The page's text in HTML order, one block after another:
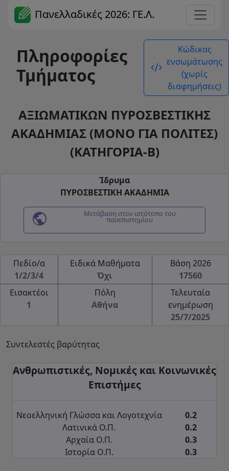
Πανελλαδικές 2026: ΓΕ.Λ.
Πληροφορίες
Τμήματος
code_xml
Κώδικας
ενσωμάτωσης
(χωρίς
διαφημήσεις)
ΑΞΙΩΜΑΤΙΚΩΝ ΠΥΡΟΣΒΕΣΤΙΚΗΣ
ΑΚΑΔΗΜΙΑΣ (ΜΟΝΟ ΓΙΑ ΠΟΛΙΤΕΣ)
(ΚΑΤΗΓΟΡΙΑ-Β)
Ίδρυμα
ΠΥΡΟΣΒΕΣΤΙΚΗ ΑΚΑΔΗΜΙΑ
public Μετάβαση στον ιστότοπο του
πανεπιστημίου
Πεδίο/α
1/2/3/4
Ειδικά Μαθήματα
Όχι
Βάση 2026
17560
Εισακτέοι
1
Πόλη
Αθήνα
Τελευταία
ενημέρωση
25/7/2025
Συντελεστές βαρύτητας
Ανθρωπιστικές, Νομικές και Κοινωνικές
Επιστήμες
Νεοελληνική Γλώσσα και Λογοτεχνία
0.2
Λατινικά Ο.Π.
0.2
Αρχαία Ο.Π.
0.3
Ιστορία Ο.Π.
0.3